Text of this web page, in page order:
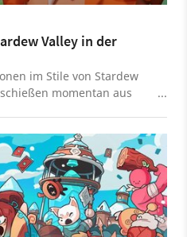
Valley in der
im Stile von Stardew
momentan aus